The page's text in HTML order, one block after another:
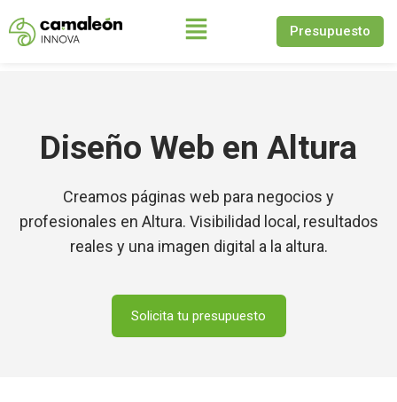
Saltar
Presupuesto
Diseño Web en Altura
Creamos páginas web para negocios y
profesionales en Altura. Visibilidad local, resultados
reales y una imagen digital a la altura.
Solicita tu presupuesto